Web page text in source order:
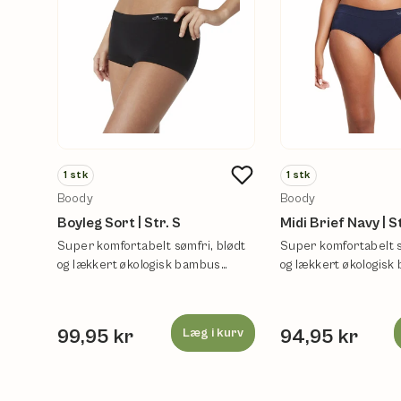
1 stk
Boody
Boyleg Sort | Str. S
Super komfortabelt sømfri, blødt
og lækkert økologisk bambus
99,95 kr Læg i kurv
1 stk
Boody
Midi Brief Navy |
Super komfortabelt
og lækkert økologisk
94,95 kr